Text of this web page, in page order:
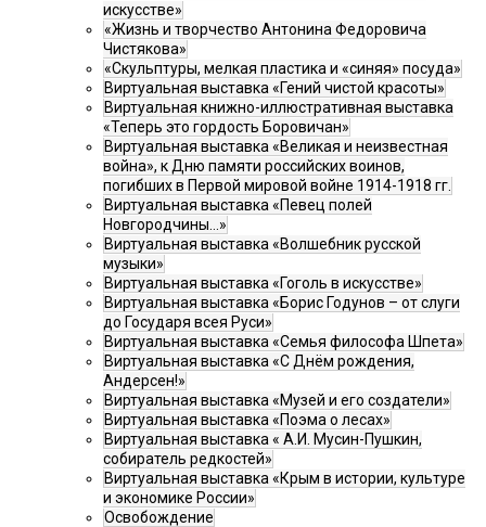
искусстве»
«Жизнь и творчество Антонина Федоровича
Чистякова»
«Скульптуры, мелкая пластика и «синяя» посуда»
Виртуальная выставка «Гений чистой красоты»
Виртуальная книжно-иллюстративная выставка
«Теперь это гордость Боровичан»
Виртуальная выставка «Великая и неизвестная
война», к Дню памяти российских воинов,
погибших в Первой мировой войне 1914-1918 гг.
Виртуальная выставка «Певец полей
Новгородчины…»
Виртуальная выставка «Волшебник русской
музыки»
Виртуальная выставка «Гоголь в искусстве»
Виртуальная выставка «Борис Годунов – от слуги
до Государя всея Руси»
Виртуальная выставка «Семья философа Шпета»
Виртуальная выставка «С Днём рождения,
Андерсен!»
Виртуальная выставка «Музей и его создатели»
Виртуальная выставка «Поэма о лесах»
Виртуальная выставка « А.И. Мусин-Пушкин,
собиратель редкостей»
Виртуальная выставка «Крым в истории, культуре
и экономике России»
Освобождение